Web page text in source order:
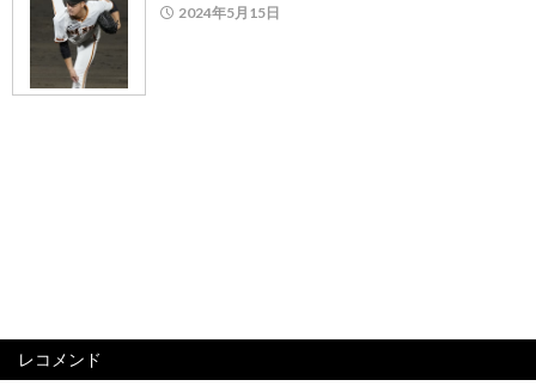
2024年5月15日
レコメンド